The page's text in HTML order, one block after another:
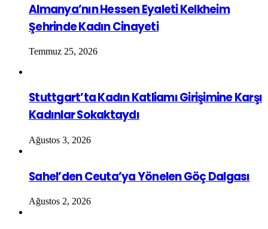
Almanya’nın Hessen Eyaleti Kelkheim
Şehrinde Kadın Cinayeti
Temmuz 25, 2026
Stuttgart’ta Kadın Katliamı Girişimine Karşı
Kadınlar Sokaktaydı
Ağustos 3, 2026
Sahel’den Ceuta’ya Yönelen Göç Dalgası
Ağustos 2, 2026